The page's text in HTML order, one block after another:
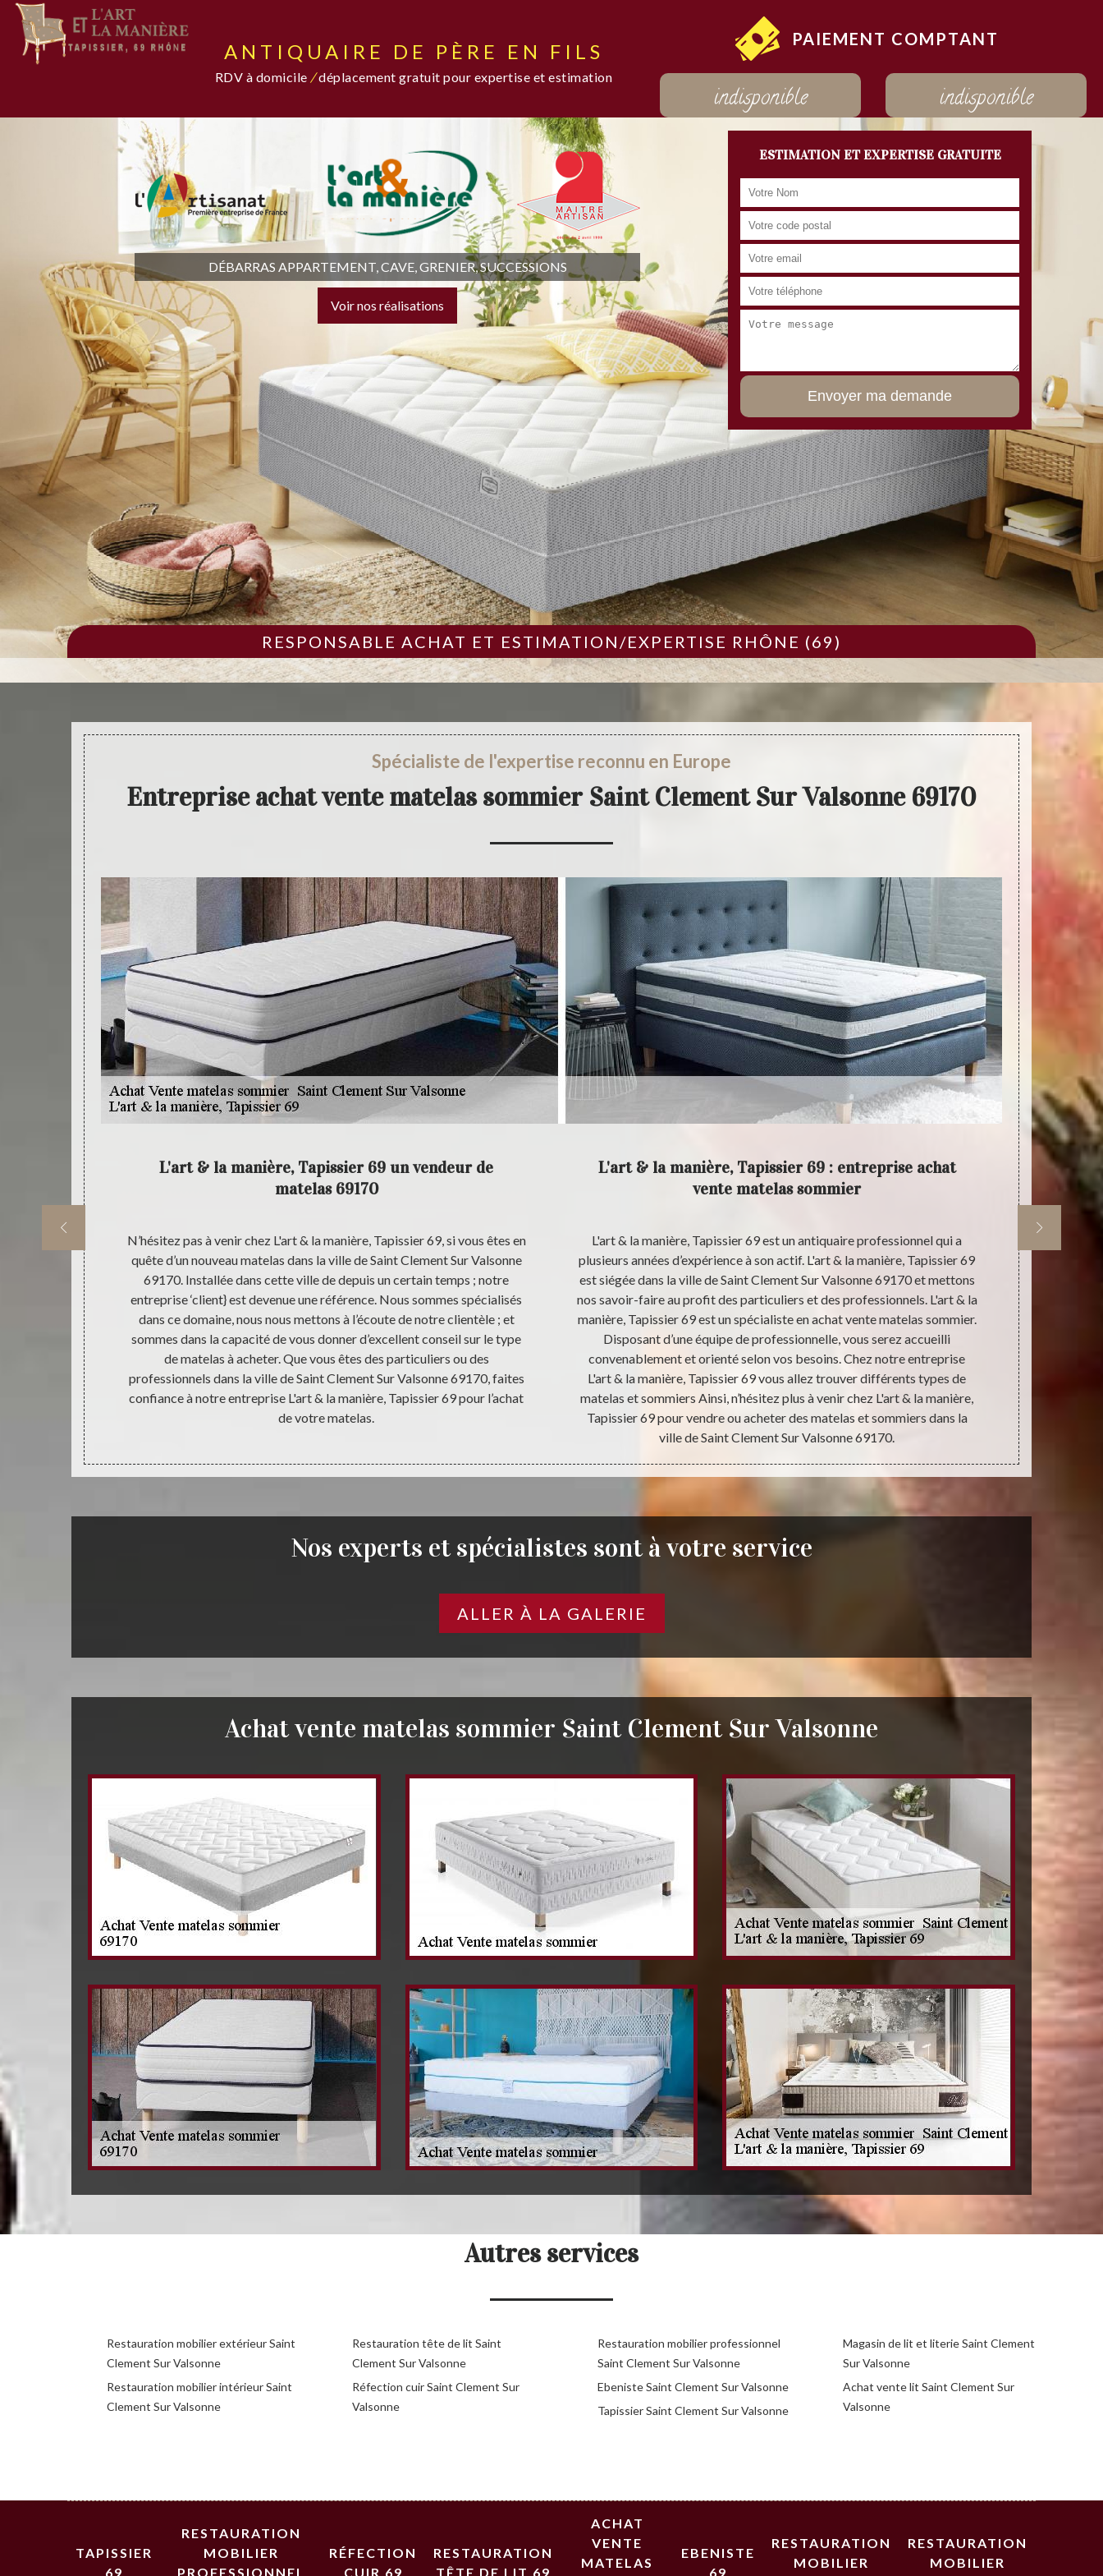
ANTIQUAIRE DE PÈRE EN FILS
RDV à domicile /déplacement gratuit pour expertise et estimation
PAIEMENT COMPTANT
indisponible indisponible
DÉBARRAS APPARTEMENT, CAVE, GRENIER, SUCCESSIONS
Voir nos réalisations
ESTIMATION ET EXPERTISE GRATUITE
RESPONSABLE ACHAT ET ESTIMATION/EXPERTISE RHÔNE (69)
Spécialiste de l'expertise reconnu en Europe
Entreprise achat vente matelas sommier Saint Clement Sur Valsonne 69170
L'art & la manière, Tapissier 69 un vendeur de
matelas 69170
N’hésitez pas à venir chez L'art & la manière, Tapissier 69, si vous êtes en
quête d’un nouveau matelas dans la ville de Saint Clement Sur Valsonne
69170. Installée dans cette ville de depuis un certain temps ; notre
entreprise ‘client} est devenue une référence. Nous sommes spécialisés
dans ce domaine, nous nous mettons à l’écoute de notre clientèle ; et
sommes dans la capacité de vous donner d’excellent conseil sur le type
de matelas à acheter. Que vous êtes des particuliers ou des
professionnels dans la ville de Saint Clement Sur Valsonne 69170, faites
confiance à notre entreprise L'art & la manière, Tapissier 69 pour l’achat
de votre matelas.
L'art & la manière, Tapissier 69 : entreprise achat
vente matelas sommier
L'art & la manière, Tapissier 69 est un antiquaire professionnel qui a
plusieurs années d’expérience à son actif. L'art & la manière, Tapissier 69
est siégée dans la ville de Saint Clement Sur Valsonne 69170 et mettons
nos savoir-faire au profit des particuliers et des professionnels. L'art & la
manière, Tapissier 69 est un spécialiste en achat vente matelas sommier.
Disposant d’une équipe de professionnelle, vous serez accueilli
convenablement et orienté selon vos besoins. Chez notre entreprise
L'art & la manière, Tapissier 69 vous allez trouver différents types de
matelas et sommiers Ainsi, n’hésitez plus à venir chez L'art & la manière,
Tapissier 69 pour vendre ou acheter des matelas et sommiers dans la
ville de Saint Clement Sur Valsonne 69170.
Nos experts et spécialistes sont à votre service
ALLER À LA GALERIE
Achat vente matelas sommier Saint Clement Sur Valsonne
Autres services
Restauration mobilier extérieur Saint
Clement Sur Valsonne
Restauration mobilier intérieur Saint
Clement Sur Valsonne
Restauration tête de lit Saint
Clement Sur Valsonne
Réfection cuir Saint Clement Sur
Valsonne
Restauration mobilier professionnel
Saint Clement Sur Valsonne
Ebeniste Saint Clement Sur Valsonne
Tapissier Saint Clement Sur Valsonne
Magasin de lit et literie Saint Clement
Sur Valsonne
Achat vente lit Saint Clement Sur
Valsonne
TAPISSIER
69
RESTAURATION
MOBILIER
PROFESSIONNEL
RÉFECTION
CUIR 69
RESTAURATION
TÊTE DE LIT 69
ACHAT
VENTE
MATELAS
EBENISTE
69
RESTAURATION
MOBILIER
RESTAURATION
MOBILIER